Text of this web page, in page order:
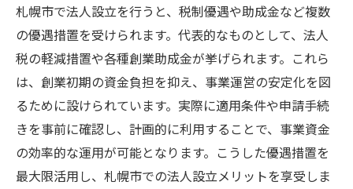
札幌市で法人設立を行うと、税制優遇や助成金など複数
の優遇措置を受けられます。代表的なものとして、法人
税の軽減措置や各種創業助成金が挙げられます。これら
は、創業初期の資金負担を抑え、事業運営の安定化を図
るために設けられています。実際に適用条件や申請手続
きを事前に確認し、計画的に利用することで、事業資金
の効率的な運用が可能となります。こうした優遇措置を
最大限活用し、札幌市での法人設立メリットを享受しま